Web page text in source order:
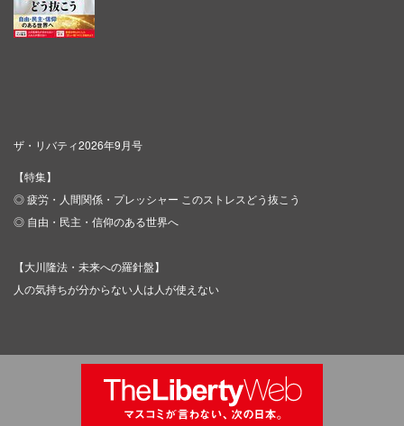
ザ・リバティ2026年9月号
【特集】
◎ 疲労・人間関係・プレッシャー このストレスどう抜こう
◎ 自由・民主・信仰のある世界へ
【大川隆法・未来への羅針盤】
人の気持ちが分からない人は人が使えない